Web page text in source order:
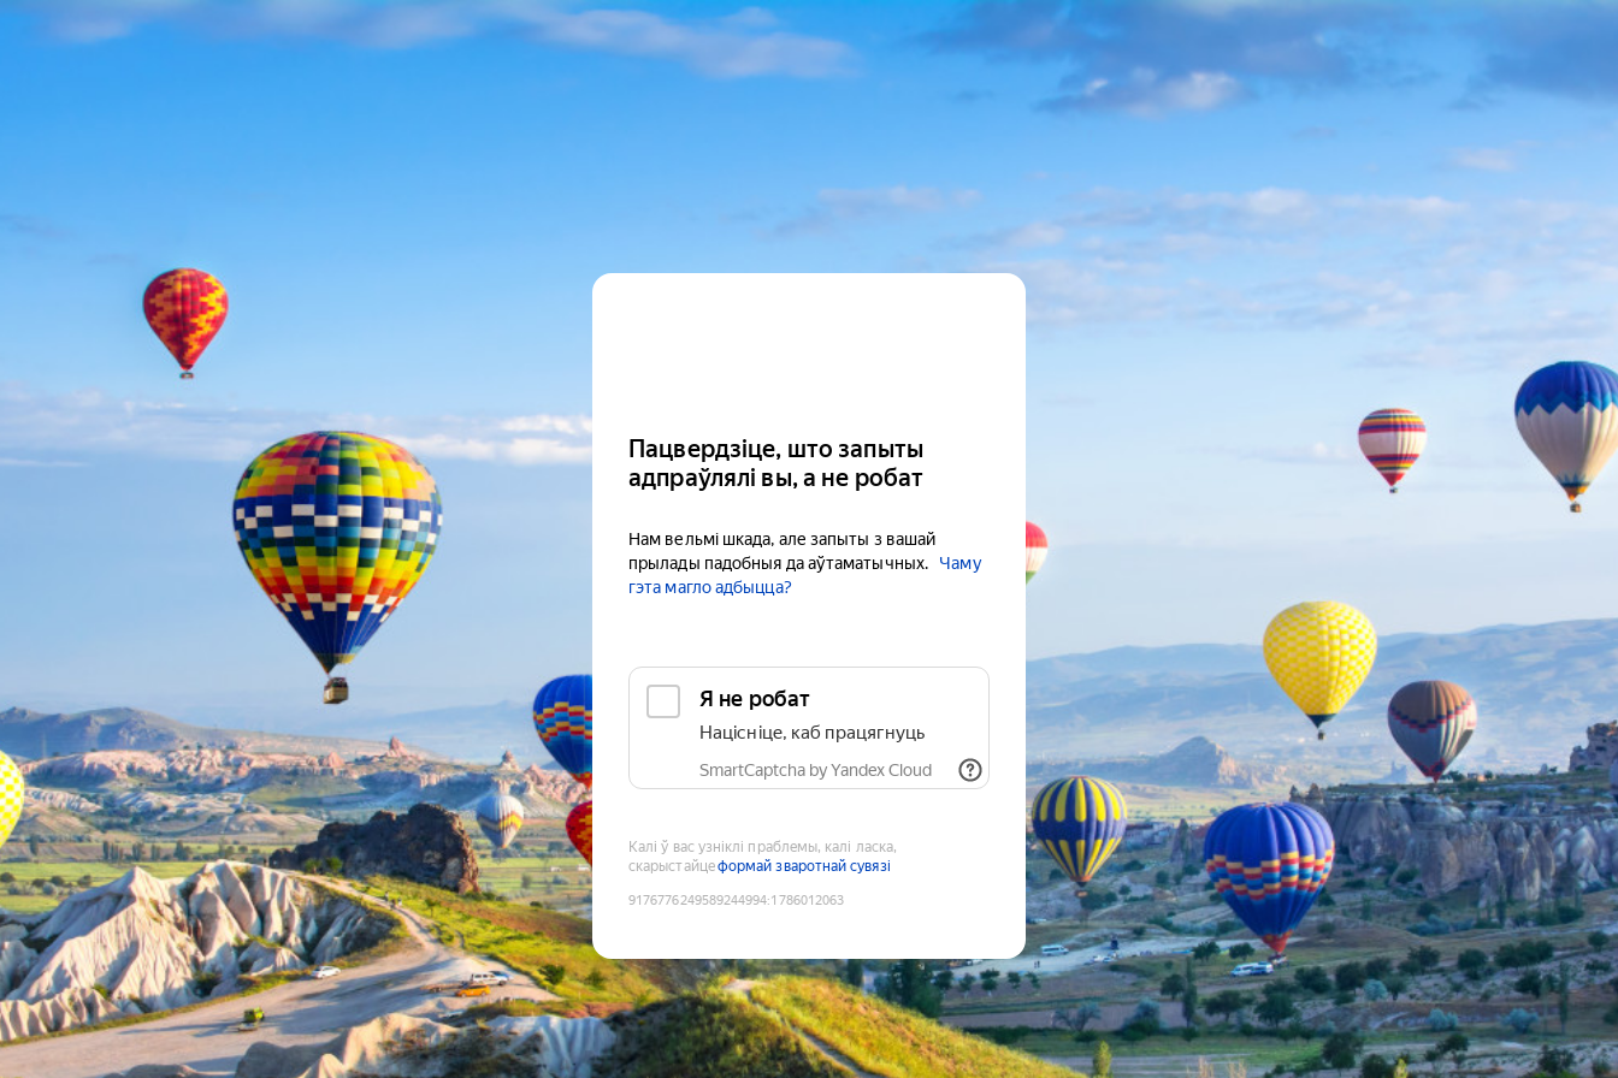
Пацвердзіце, што запыты
адпраўлялі вы, а не робат
Нам вельмі шкада, але запыты з вашай
прылады падобныя да аўтаматычных.
Чаму
гэта магло адбыцца?
Я не робат
Націсніце, каб працягнуць
SmartCaptcha by Yandex Cloud
Калі ў вас узніклі праблемы, калі ласка,
скарыстайцеформай зваротнай сувязі
9176776249589244994:1786012063